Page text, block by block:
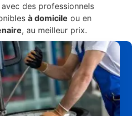
des professionnels
à domicile ou en
, au meilleur prix.